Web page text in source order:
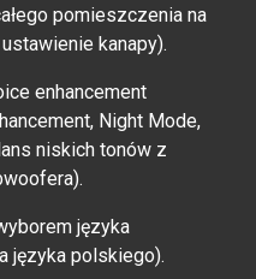
pomieszczenia na
kanapy).
enhancement
Night Mode,
niskich tonów z
języka
języka polskiego).